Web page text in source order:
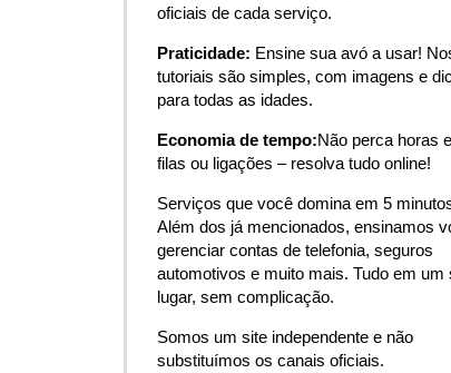
oficiais de cada serviço.
Praticidade: Ensine sua avó a usar!
tutoriais são simples, com imagens e
para todas as idades.
Economia de tempo:Não perca horas
filas ou ligações – resolva tudo online!
Serviços que você domina em 5
Além dos já mencionados, ensinamos
gerenciar contas de telefonia, seguros
automotivos e muito mais. Tudo em um
lugar, sem complicação.
Somos um site independente e não
substituímos os canais oficiais.